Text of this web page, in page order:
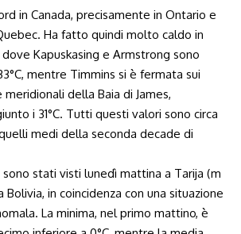
in Canada, precisamente in Ontario e
Ha fatto quindi molto caldo in
Kapuskasing e Armstrong sono
mentre Timmins si è fermata sui
meridionali della Baia di James,
i 31°C. Tutti questi valori sono circa
medi della seconda decade di
sono stati visti lunedì mattina a Tarija (m
Bolivia, in coincidenza con una situazione
La minima, nel primo mattino, è